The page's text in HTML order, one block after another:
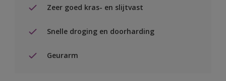
Zeer goed kras- en slijtvast
Snelle droging en doorharding
Geurarm